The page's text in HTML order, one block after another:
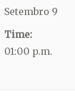
Setembro 9
Time:
01:00 p.m.